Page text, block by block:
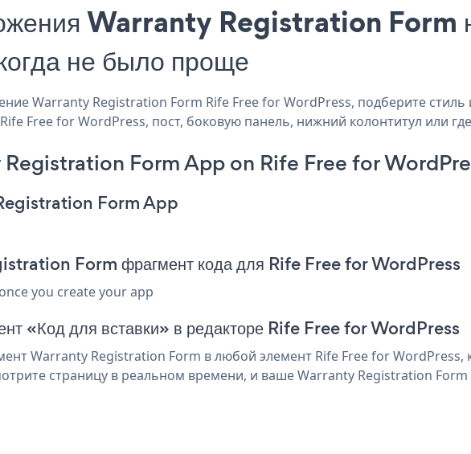
Warranty Registration Form
не было проще
Warranty Registration Form Rife Free for WordPress, подберите стиль
Free for WordPress, пост, боковую панель, нижний колонтитул или
Form App on Rife Free for
Form App
Form фрагмент кода для Rife Free for WordPress
you create your app
«Код для вставки» в редакторе Rife Free for WordPress
Warranty Registration Form в любой элемент Rife Free for
страницу в реальном времени, и ваше Warranty Registration Form